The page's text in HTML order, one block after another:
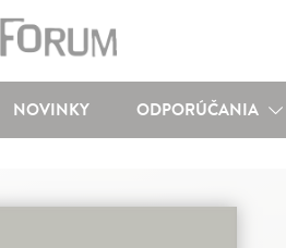
NOVINKY ODPORÚČANIA